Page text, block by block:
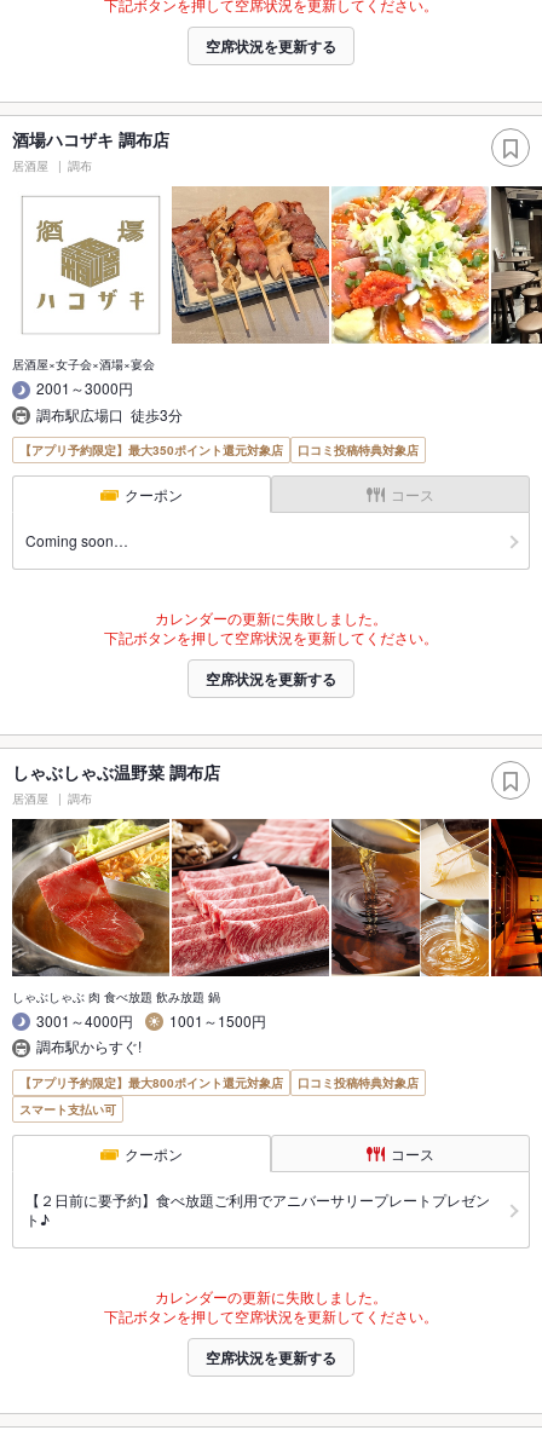
下記ボタンを押して空席状況を更新してください。
空席状況を更新する
酒場ハコザキ 調布店
居酒屋 調布
居酒屋×女子会×酒場×宴会
2001～3000円
調布駅広場口 徒歩3分
【アプリ予約限定】最大350ポイント還元対象店 口コミ投稿特典対象店
クーポン コース
Coming soon…
カレンダーの更新に失敗しました。
下記ボタンを押して空席状況を更新してください。
空席状況を更新する
しゃぶしゃぶ温野菜 調布店
居酒屋 調布
しゃぶしゃぶ 肉 食べ放題 飲み放題 鍋
3001～4000円
1001～1500円
調布駅からすぐ!
【アプリ予約限定】最大800ポイント還元対象店
口コミ投稿特典対象店
スマート支払い可
クーポン コース
【２日前に要予約】食べ放題ご利用でアニバーサリープレートプレゼン
ト♪
カレンダーの更新に失敗しました。
下記ボタンを押して空席状況を更新してください。
空席状況を更新する